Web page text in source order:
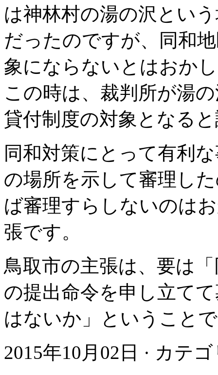
は神林村の湯の沢とい
だったのですが、同和
象にならないとはおか
この時は、裁判所が湯
貸付制度の対象となる
同和対策にとって有利
の場所を示して審理し
ば審理すらしないのは
張です。
鳥取市の主張は、要は
の提出命令を申し立て
はないか」ということ
2015年10月02日 · カテ